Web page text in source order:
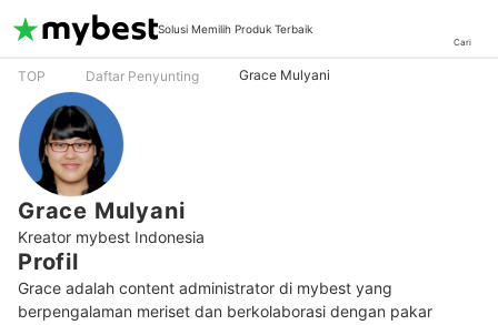
Solusi Memilih Produk Terbaik
Cari
TOP Daftar Penyunting Grace Mulyani
Grace Mulyani
Kreator mybest Indonesia
Profil
Grace adalah content administrator di mybest yang
berpengalaman meriset dan berkolaborasi dengan pakar